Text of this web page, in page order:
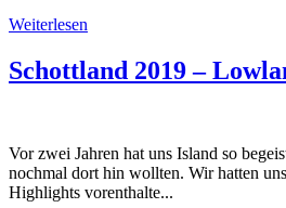
Weiterlesen
Schottland 2019 –
Vor zwei Jahren hat uns Island so
nochmal dort hin wollten. Wir hatten
Highlights vorenthalte...